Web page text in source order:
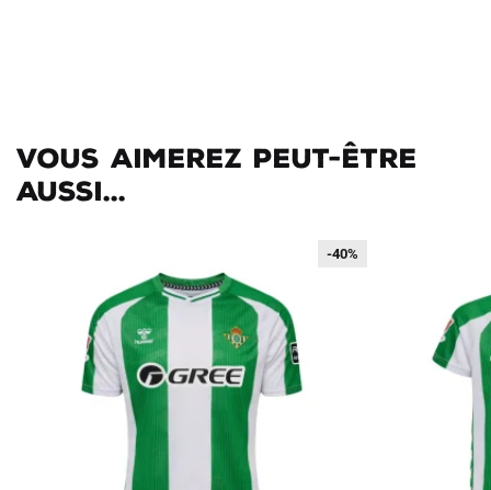
Vous aimerez peut-être
aussi...
-40%
-40%